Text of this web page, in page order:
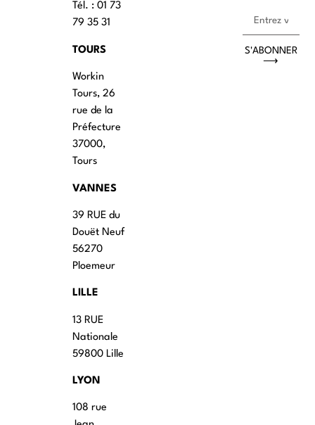
Tél. : 01 73
79 35 31
TOURS
Workin
Tours, 26
rue de la
Préfecture
37000,
Tours
VANNES
39 RUE du
Douët Neuf
56270
Ploemeur
LILLE
13 RUE
Nationale
59800 Lille
LYON
108 rue
S'ABONNER
⟶